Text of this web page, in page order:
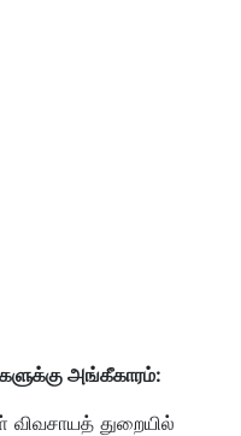
அங்கீகாரம்:
விவசாயத் துறையில்